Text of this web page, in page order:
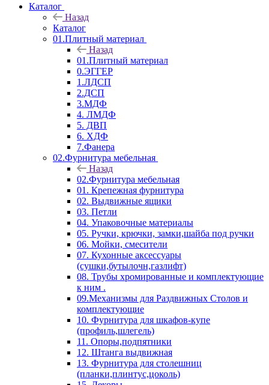
Каталог
Назад
Каталог
01.Плитный материал
Назад
01.Плитный материал
0.ЭГГЕР
1.ЛДСП
2.ДСП
3.МДФ
4. ЛМДФ
5. ДВП
6. ХДФ
7.Фанера
02.Фурнитура мебельная
Назад
02.Фурнитура мебельная
01. Крепежная фурнитура
02. Выдвижные ящики
03. Петли
04. Упаковочные материалы
05. Ручки, крючки, замки,шайба под ручки
06. Мойки, смесители
07. Кухонные аксессуары
(сушки,бутылочн,газлифт)
08. Трубы хромированные и комплектующие
к ним .
09.Механизмы для Раздвижных Столов и
комплектующие
10. Фурнитура для шкафов-купе
(профиль,шлегель)
11. Опоры,подпятники
12. Штанга выдвижная
13. Фурнитура для столешниц
(планки,плинтус,цоколь)